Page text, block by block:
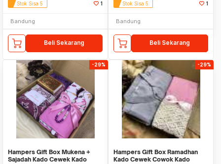
Stok Sisa 5 1
Bandung
Beli Sekarang
Stok Sisa 5 1
Bandung
Beli Sekarang
-29%
Hampers Gift Box Mukena +
Sajadah Kado Cewek Kado
-29%
Hampers Gift Box Ramadhan
Kado Cewek Cowok Kado